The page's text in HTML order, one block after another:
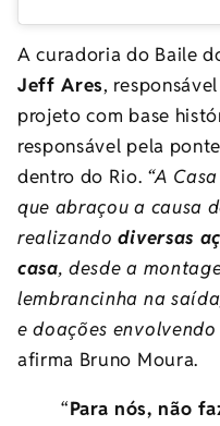
A curadoria do Baile
Jeff Ares,
projeto com base
responsável pela
dentro do Rio. “A
que abraçou a causa
realizandodiversas
casa, desde a
lembrancinha na
e doações
afirma Bruno Moura.
“Para nós, não